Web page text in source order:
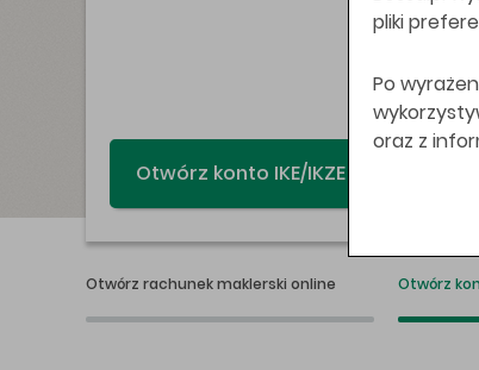
Świat bez swap
Otwórz rachunek maklerski online Otwórz
pliki
Po
oraz z